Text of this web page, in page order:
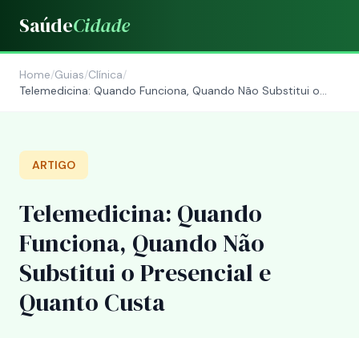
SaúdeCidade
Home/Guias/Clínica/
Telemedicina: Quando Funciona, Quando Não Substitui o
ARTIGO
Telemedicina: Quando
Funciona, Quando Não
Substitui o Presencial e
Quanto Custa